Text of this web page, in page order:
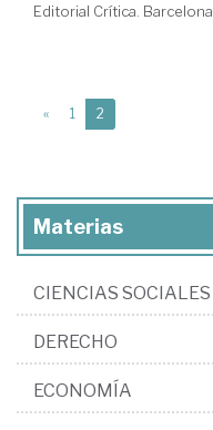
Editorial Crítica.
« 1 2
Materias
CIENCIAS SOCIALES
DERECHO
ECONOMÍA